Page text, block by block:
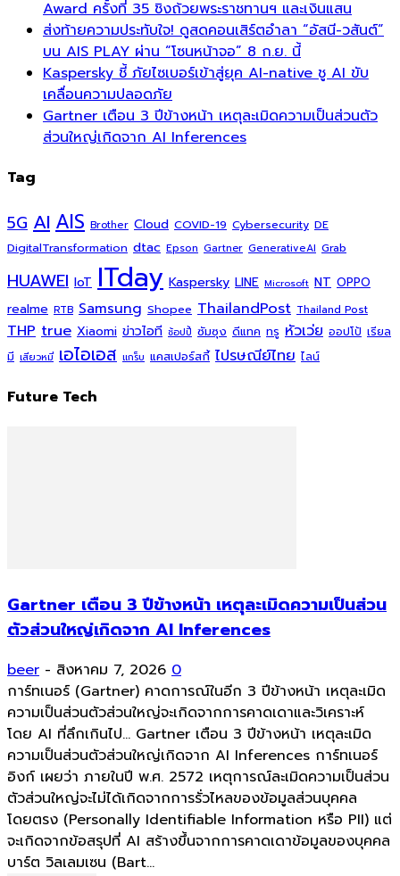
Award ครั้งที่ 35 ชิงถ้วยพระราชทานฯ และเงินแสน
ส่งท้ายความประทับใจ! ดูสดคอนเสิร์ตอำลา “อัสนี-วสันต์”
บน AIS PLAY ผ่าน “โซนหน้าจอ” 8 ก.ย. นี้
Kaspersky ชี้ ภัยไซเบอร์เข้าสู่ยุค AI-native ชู AI ขับ
เคลื่อนความปลอดภัย
Gartner เตือน 3 ปีข้างหน้า เหตุละเมิดความเป็นส่วนตัว
ส่วนใหญ่เกิดจาก AI Inferences
Tag
5G AI AIS Brother Cloud COVID-19 Cybersecurity DE
DigitalTransformation dtac Epson Gartner GenerativeAI Grab
HUAWEI IoT ITday Kaspersky LINE Microsoft NT OPPO
realme RTB Samsung Shopee ThailandPost Thailand Post
THP true Xiaomi ข่าวไอที ช้อปปี้ ซัมซุง ดีแทค ทรู หัวเว่ย ออปโป้ เรียล
มี เสียวหมี่ เอไอเอส แกร็บ แคสเปอร์สกี้ ไปรษณีย์ไทย ไลน์
Future Tech
Gartner เตือน 3 ปีข้างหน้า เหตุละเมิดความเป็นส่วน
ตัวส่วนใหญ่เกิดจาก AI Inferences
beer - สิงหาคม 7, 2026 0
การ์ทเนอร์ (Gartner) คาดการณ์ในอีก 3 ปีข้างหน้า เหตุละเมิด
ความเป็นส่วนตัวส่วนใหญ่จะเกิดจากการคาดเดาและวิเคราะห์
โดย AI ที่ลึกเกินไป... Gartner เตือน 3 ปีข้างหน้า เหตุละเมิด
ความเป็นส่วนตัวส่วนใหญ่เกิดจาก AI Inferences การ์ทเนอร์
อิงก์ เผยว่า ภายในปี พ.ศ. 2572 เหตุการณ์ละเมิดความเป็นส่วน
ตัวส่วนใหญ่จะไม่ได้เกิดจากการรั่วไหลของข้อมูลส่วนบุคคล
โดยตรง (Personally Identifiable Information หรือ PII) แต่
จะเกิดจากข้อสรุปที่ AI สร้างขึ้นจากการคาดเดาข้อมูลของบุคคล
บาร์ต วิลเลมเซน (Bart...